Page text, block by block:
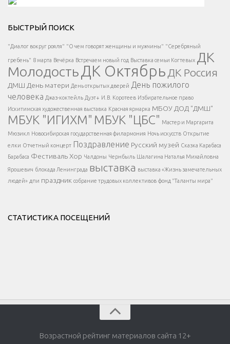
Есть вопрос?
Напишите нам
</span >
Написать
</button >
</div >
</div > </div >
БЫСТРЫЙ ПОИСК
"Диалог вокруг рояля" "О чем говорят женщины и мужчины" "Серебряный
гребень" 8 марта Вечёрка Встречаем новый год Выставка семьи Когтевых ДК
МолодостьДК Октябрь ДК Россия
ДМШ День матери День открытых дверей День пожилого
человека Джаз-коктейль Дуэт+ И.В. Коротеев Избирательное право
Искитимская художественная выставка Красная ярмарка МБОУ ДОД "ДМШ"
МБУК "ИГИХМ" МБУК "ЦБС" Мастер и Маргарита
Мюзикл Новосибирская государственная филармония Ночь искусств Открытие
елки Отчетный концерт Поздравление Русский музей Сказка Карабаса
Барабаса Фестиваль Хор Чалдоны Чернбыль Шалагина Наталья Михайловна
Ярошевич блокада Ленинграда выставка выставка «Жизнь замечательных
людей» дпи праздник собрание трудовых коллективов фонд "Таланты мира"
СТАТИСТИКА ПОСЕЩЕНИЙ
Возрастной рейтинг материалов сайта 12+